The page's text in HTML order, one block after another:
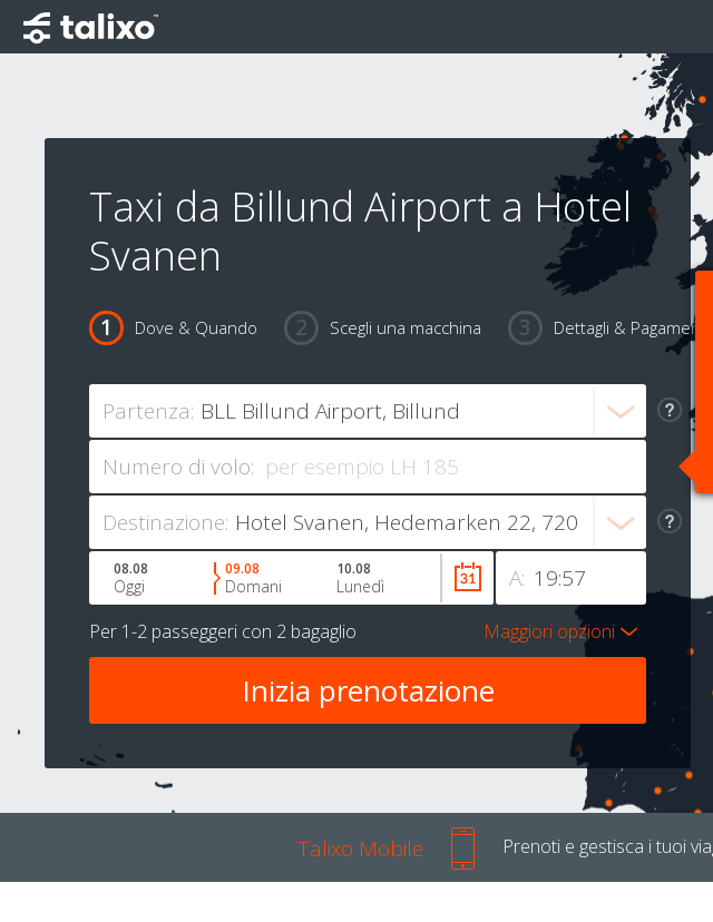
Taxi da Billund Airport a Hotel
Svanen
Dove & Quando Scegli una macchina Dettagli & Pagamento
Partenza:
Numero di volo:
Destinazione:
A:
08.08
Oggi
09.08
Domani
10.08
Lunedì
Per 1-2 passeggeri con 2 bagaglio Maggiori opzioni
Talixo Mobile Prenoti e gestisca i tuoi